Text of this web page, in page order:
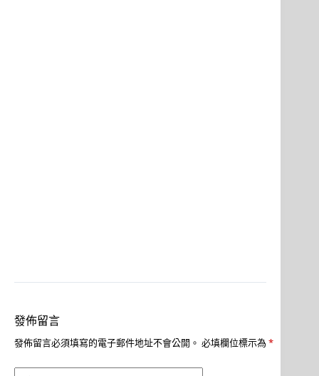
發佈留言
發佈留言必須填寫的電子郵件地址不會公開。 必填欄位標示為 *